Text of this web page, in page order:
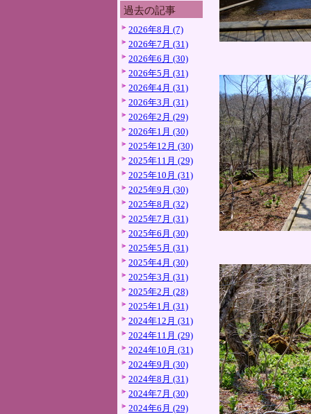
過去の記事
2026年8月 (7)
2026年7月 (31)
2026年6月 (30)
2026年5月 (31)
2026年4月 (31)
2026年3月 (31)
2026年2月 (29)
2026年1月 (30)
2025年12月 (30)
2025年11月 (29)
2025年10月 (31)
2025年9月 (30)
2025年8月 (32)
2025年7月 (31)
2025年6月 (30)
2025年5月 (31)
2025年4月 (30)
2025年3月 (31)
2025年2月 (28)
2025年1月 (31)
2024年12月 (31)
2024年11月 (29)
2024年10月 (31)
2024年9月 (30)
2024年8月 (31)
2024年7月 (30)
2024年6月 (29)